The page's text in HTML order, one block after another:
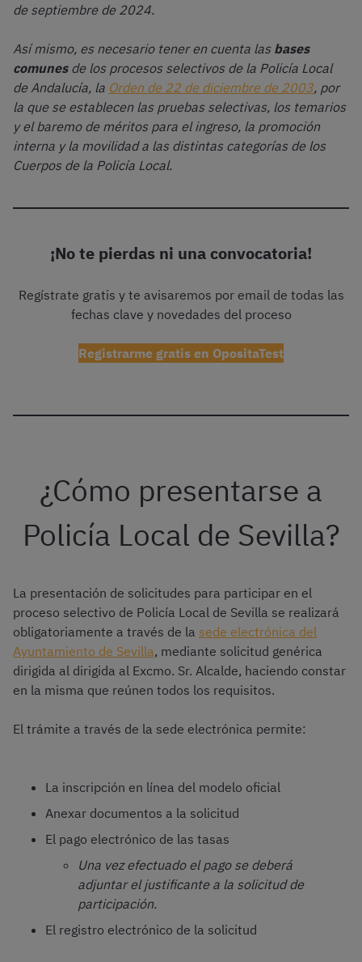
de septiembre de 2024.
Así mismo, es necesario tener en cuenta las bases
comunesde los procesos selectivos de la Policía Local
de Andalucía, la Orden de 22 de diciembre de 2003, por
la que se establecen las pruebas selectivas, los temarios
y el baremo de méritos para el ingreso, la promoción
interna y la movilidad a las distintas categorías de los
Cuerpos de la Policía Local.
¡No te pierdas ni una convocatoria!
Regístrate gratis y te avisaremos por email de todas las
fechas clave y novedades del proceso
Registrarme gratis en OpositaTest
¿Cómo presentarse a
Policía Local de Sevilla?
La presentación de solicitudes para participar en el
proceso selectivo de Policía Local de Sevilla se realizará
obligatoriamente a través de la sede electrónica del
Ayuntamiento de Sevilla, mediante solicitud genérica
dirigida al dirigida al Excmo. Sr. Alcalde, haciendo constar
en la misma que reúnen todos los requisitos.
El trámite a través de la sede electrónica permite:
La inscripción en línea del modelo oficial
Anexar documentos a la solicitud
El pago electrónico de las tasas
Una vez efectuado el pago se deberá
adjuntar el justificante a la solicitud de
participación.
El registro electrónico de la solicitud